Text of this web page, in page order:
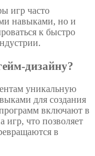
игр часто
навыками, но и
к быстро
дизайну?
уникальную
для создания
включают в
игр, что позволяет
в